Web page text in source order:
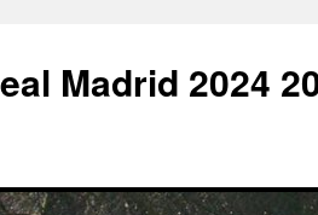
Madrid 2024